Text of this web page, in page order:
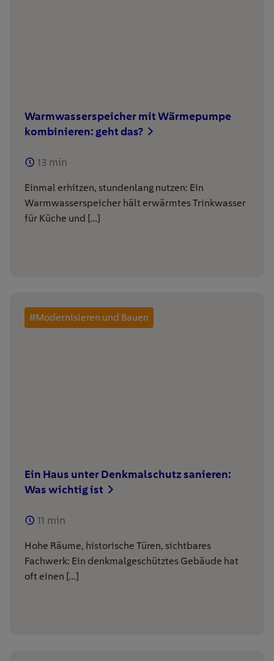
Warmwasserspeicher mit Wärmepumpe
kombinieren: geht das?
13 min
Einmal erhitzen, stundenlang nutzen: Ein
Warmwasserspeicher hält erwärmtes Trinkwasser
für Küche und […]
#Modernisieren und Bauen
Ein Haus unter Denkmalschutz sanieren:
Was wichtig ist
11 min
Hohe Räume, historische Türen, sichtbares
Fachwerk: Ein denkmalgeschütztes Gebäude hat
oft einen […]